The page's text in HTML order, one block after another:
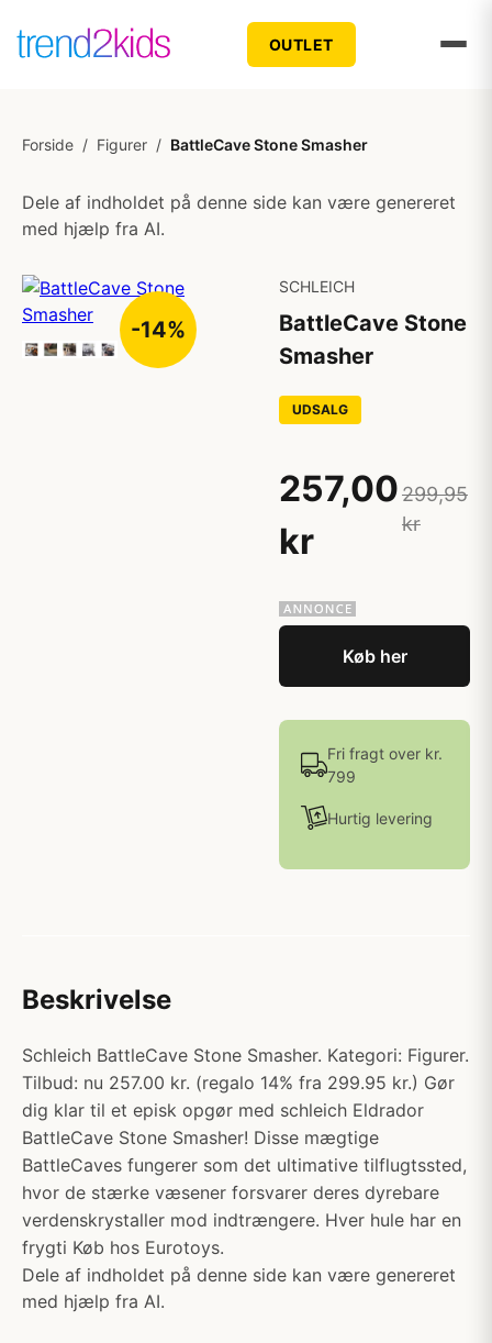
OUTLET
Forside / Figurer / BattleCave Stone Smasher
Dele af indholdet på denne side kan være genereret
med hjælp fra AI.
-14%
SCHLEICH
BattleCave Stone
Smasher
UDSALG
257,00
kr
299,95
kr
Køb her
Fri fragt over kr.
799
Hurtig levering
Beskrivelse
Schleich BattleCave Stone Smasher. Kategori: Figurer.
Tilbud: nu 257.00 kr. (regalo 14% fra 299.95 kr.) Gør
dig klar til et episk opgør med schleich Eldrador
BattleCave Stone Smasher! Disse mægtige
BattleCaves fungerer som det ultimative tilflugtssted,
hvor de stærke væsener forsvarer deres dyrebare
verdenskrystaller mod indtrængere. Hver hule har en
frygti Køb hos Eurotoys.
Dele af indholdet på denne side kan være genereret
med hjælp fra AI.